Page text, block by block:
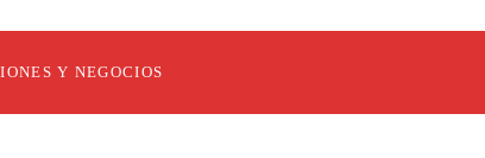
Y NEGOCIOS